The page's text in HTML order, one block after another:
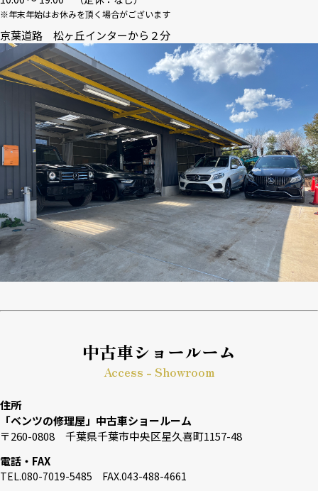
※年末年始はお休みを頂く場合がございます
京葉道路 松ヶ丘インターから２分
中古車ショールーム
Access - Showroom
住所
「ベンツの修理屋」中古車ショールーム
〒260-0808 千葉県千葉市中央区星久喜町1157-48
電話・FAX
TEL.080-7019-5485 FAX.043-488-4661